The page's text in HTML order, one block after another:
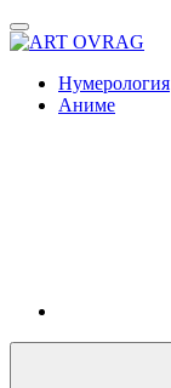
Нумерология
Аниме